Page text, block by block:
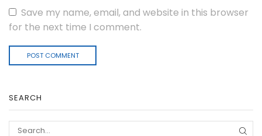
Save my name, email, and website in this browser
for the next time I comment.
SEARCH